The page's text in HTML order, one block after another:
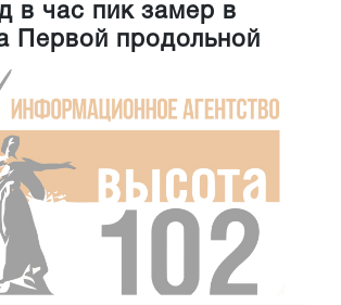
в час пик замер в
Первой продольной